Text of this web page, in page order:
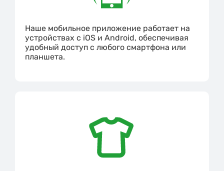
Наше мобильное приложение работает на
устройствах с iOS и Android, обеспечивая
удобный доступ с любого смартфона или
планшета.